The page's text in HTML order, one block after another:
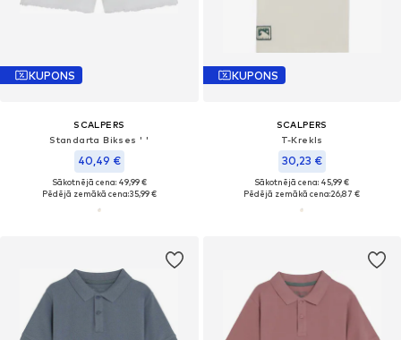
KUPONS
SCALPERS
Standarta Bikses ' '
40,49 €
Sākotnējā cena: 49,99 €
Pēdējā zemākā cena:35,99 €
KUPONS
SCALPERS
T-Krekls
30,23 €
Sākotnējā cena: 45,99 €
Pēdējā zemākā cena:26,87 €